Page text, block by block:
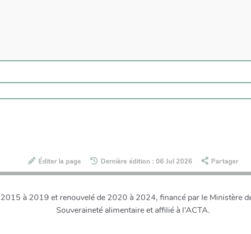
Éditer la page Dernière édition : 06 Jul 2026 Partager
2015 à 2019 et renouvelé de 2020 à 2024, financé par le Ministère
Souveraineté alimentaire et affilié à l’ACTA.